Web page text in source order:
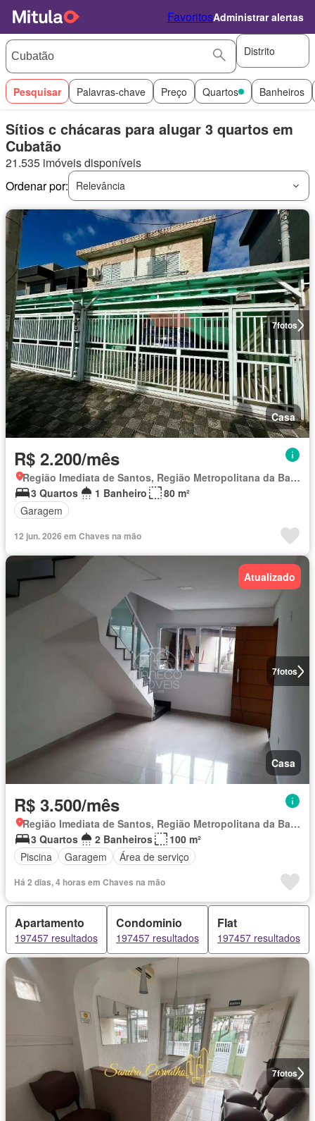
FavoritosAdministrar alertas
Distrito
Pesquisar Palavras-chave Preço Quartos Banheiros
Sítios c chácaras para alugar 3 quartos em
Cubatão
21.535 imóveis disponíveis
Ordenar por:
Relevância
7fotos
Casa
R$ 2.200/mês
Região Imediata de Santos, Região Metropolitana da Baixada Santista
3 Quartos
1 Banheiro
80 m²
Garagem
12 jun. 2026 em Chaves na mão
7fotos
Atualizado
Casa
R$ 3.500/mês
Região Imediata de Santos, Região Metropolitana da Baixada Santista
3 Quartos
2 Banheiros
100 m²
Piscina
Garagem Área de serviço
Há 2 dias, 4 horas em Chaves na mão
Apartamento
197457 resultados
Condominio
197457 resultados
Flat
197457 resultados
7fotos